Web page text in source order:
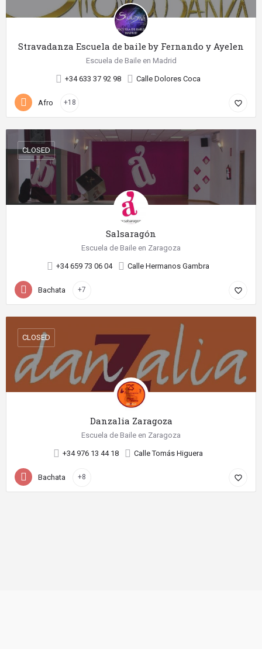
Stravadanza Escuela de baile by Fernando y Ayelen
Escuela de Baile en Madrid
+34 633 37 92 98 Calle Dolores Coca
Afro +18 favorite_border
Salsaragón
Escuela de Baile en Zaragoza
+34 659 73 06 04 Calle Hermanos Gambra
CLOSED
Bachata +7 favorite_border
Danzalia Zaragoza
Escuela de Baile en Zaragoza
+34 976 13 44 18 Calle Tomás Higuera
CLOSED
Bachata +8 favorite_border